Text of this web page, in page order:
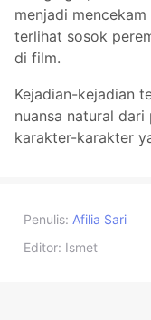
menjadi
terlihat sosok
di film.
Kejadian-kejadian
nuansa natural
karakter-karakter
Penulis: Afilia Sari
Editor: Ismet